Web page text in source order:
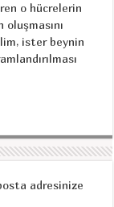
o hücrelerin
ister beynin
adresinize